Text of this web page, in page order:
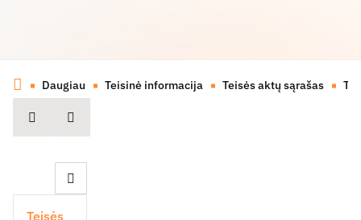
Daugiau Teisinė informacija Teisės aktų sąrašas
spausdintiDalintis
Uždaryti šoninę navigaciją
Teisės